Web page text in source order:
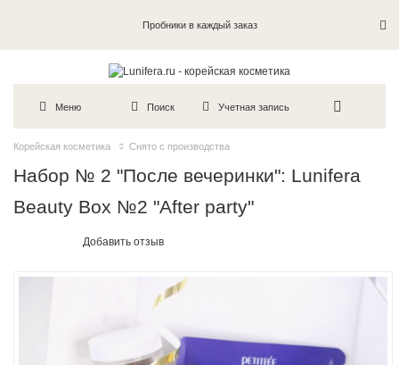
Пробники в каждый заказ
Меню Поиск Учетная запись
Корейская косметика Снято с производства
Набор № 2 "После вечеринки": Lunifera
Beauty Box №2 "After party"
Добавить отзыв